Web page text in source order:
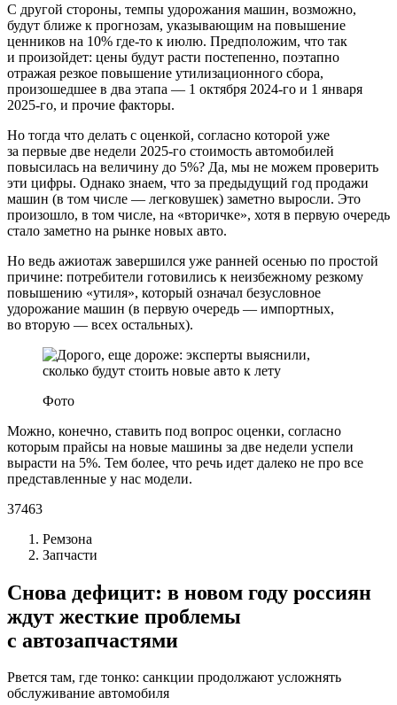
С другой стороны, темпы удорожания машин, возможно,
будут ближе к прогнозам, указывающим на повышение
ценников на 10% где-то к июлю. Предположим, что так
и произойдет: цены будут расти постепенно, поэтапно
отражая резкое повышение утилизационного сбора,
произошедшее в два этапа — 1 октября 2024-го и 1 января
2025-го, и прочие факторы.
Но тогда что делать с оценкой, согласно которой уже
за первые две недели 2025-го стоимость автомобилей
повысилась на величину до 5%? Да, мы не можем проверить
эти цифры. Однако знаем, что за предыдущий год продажи
машин (в том числе — легковушек) заметно выросли. Это
произошло, в том числе, на «вторичке», хотя в первую очередь
стало заметно на рынке новых авто.
Но ведь ажиотаж завершился уже ранней осенью по простой
причине: потребители готовились к неизбежному резкому
повышению «утиля», который означал безусловное
удорожание машин (в первую очередь — импортных,
во вторую — всех остальных).
Фото
Можно, конечно, ставить под вопрос оценки, согласно
которым прайсы на новые машины за две недели успели
вырасти на 5%. Тем более, что речь идет далеко не про все
представленные у нас модели.
37463
Ремзона
Запчасти
Снова дефицит: в новом году россиян
ждут жесткие проблемы
с автозапчастями
Рвется там, где тонко: санкции продолжают усложнять
обслуживание автомобиля